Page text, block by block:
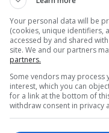
ce se întâmplă în
de telefon016
de limbi, inclusiv
apeluri al
numărul de telefon
domestică
Your personal data will be
(cookies, unique identifiers,
accessed by and shared
site. We and our partners
partners.
Some vendors may
interest, which you can
for a link at the bottom of
withdraw consent in privacy